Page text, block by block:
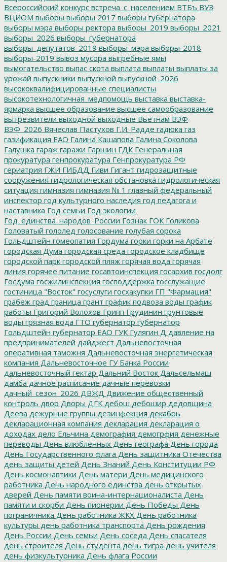
Всероссийский конкурс встреча_с_населением ВТБъ ВУЗ
ВЦИОМ выборы выборы 2017 выборы губернатора
выборы мэра выборы ректора выборы_2019 выборы_2021
выборы_2026 выборы_губернатора
выборы_депутатов_2019 выборы_мэра выборы-2018
выборы-2019 вывоз мусора выгребные ямы
вымогательство выпас скота выплата выплаты выплаты за
урожай выпускники выпускной выпускной_2026
высококвалифицированные специалисты
высокотехнологичная_медпомощь выставка выставка-
ярмарка высшее образование высшее самообразование
вытрезвители выходной выходные Вьетнам ВЭФ
ВЭФ_2026 Вячеслав Пастухов Г.И. Радде гадюка газ
газификация ЕАО Галина Кашапова Галина Соколова
Галушка гараж гаражи Гаршин ГДК Генеральная
прокуратура генпрокуратура Генпрокуратура РФ
гериатрия ГЖИ ГИБДД Гиви Гигант гидрозащитные
сооружения гидрологическая обстановка гидрологическая
ситуация гимназия гимназия № 1 главный федеральный
инспектор год культурного наследия год педагога и
наставника Год семьи Год экологии
Год_единства_народов_России Гознак ГОК Голикова
Головатый гололед голосование голубая сорока
Гольдштейн гомеопатия Гордума горки горки на Арбате
городская Дума городская среда городское кладбище
городской парк городской пляж горячая вода горячая
линия горячее питание госавтоинспекция госархив госдолг
Госдума госжилинспекция господдержка госслужащие
гостиница "Восток" госуслуги госхакупки ГП "Фармация"
грабеж град граница грант график подвоза воды график
работы Григорий Волохов Грипп Грудинин грунтовые
воды грязная вода ГТО губернатор губернатор
Гольдштейн губернатор ЕАО ГУК Гулягин Д давление на
предпринимателей дайджест Дальневосточная
оперативная таможня Дальневосточная энергетическая
компания Дальневосточное ГУ Банка России
дальневосточный гектар Дальний Восток Дальсельмаш
дамба дачное расписание дачные перевозки
дачный_сезон_2026 ДВЖД Движение общественный
контроль двор Дворы ДГК дебош дебошир дедовщина
Деева дежурные группы дезинфекция декабрь
декларационная компания декларация декларация о
доходах дело Ельчина демография демогрфия денежные
переводы День влюбленных День географа День города
День Государственного флага День защитника Отечества
день защиты детей День Знаний День Конституции РФ
День космонавтики День матери День медицинского
работника День народного единства день открытых
дверей День памяти воина-интернационалиста День
памяти и скорби День пионерии День Победы День
пограничника День работника ЖКХ День работника
культуры день работника транспорта День рождения
День России День семьи День соседа День спасателя
день строителя День студента день тигра день учителя
день физкультурника День флага России